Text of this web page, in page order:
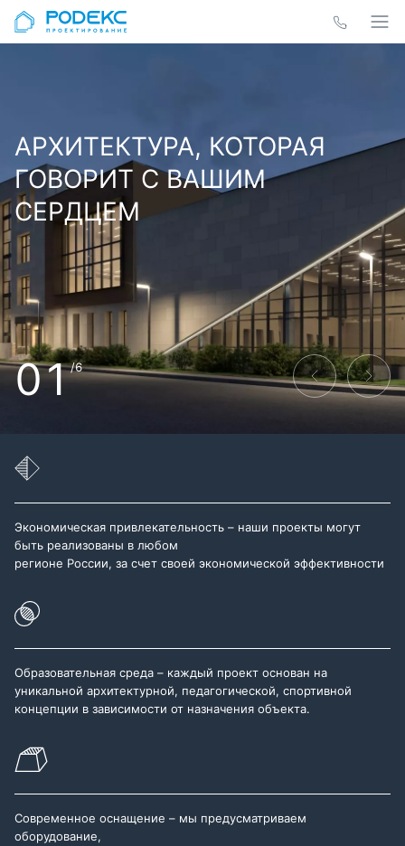
АРХИТЕКТУРА, КОТОРАЯ
ГОВОРИТ С ВАШИМ
СЕРДЦЕМ
01/6
Экономическая привлекательность – наши проекты могут
быть реализованы в любом
регионе России, за счет своей экономической эффективности
Образовательная среда – каждый проект основан на
уникальной архитектурной, педагогической, спортивной
концепции в зависимости от назначения объекта.
Современное оснащение – мы предусматриваем
оборудование,